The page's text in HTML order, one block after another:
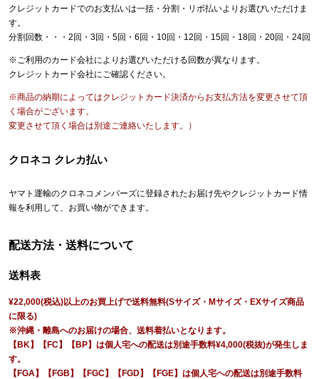
クレジットカードでのお支払いは一括・分割・リボ払いよりお選びいただけま
す。
分割回数・・・2回・3回・5回・6回・10回・12回・15回・18回・20回・24回
※ご利用のカード会社によりお選びいただける回数が異なります。
クレジットカード会社にご確認ください。
※商品の納期によってはクレジットカード決済からお支払方法を変更させて頂
く場合がございます。
変更させて頂く場合は別途ご連絡いたします。）
クロネコ クレカ払い
ヤマト運輸のクロネコメンバーズに登録されたお届け先やクレジットカード情
報を利用して、お買い物ができます。
配送方法・送料について
送料表
¥22,000(税込)以上のお買上げで送料無料(Sサイズ・Mサイズ・EXサイズ商品
に限る)
※沖縄・離島へのお届けの場合、送料着払いとなります。
【BK】【FC】【BP】は個人宅への配送は別途手数料¥4,000(税抜)が発生しま
す。
【FGA】【FGB】【FGC】【FGD】【FGE】は個人宅への配送は別途手数料